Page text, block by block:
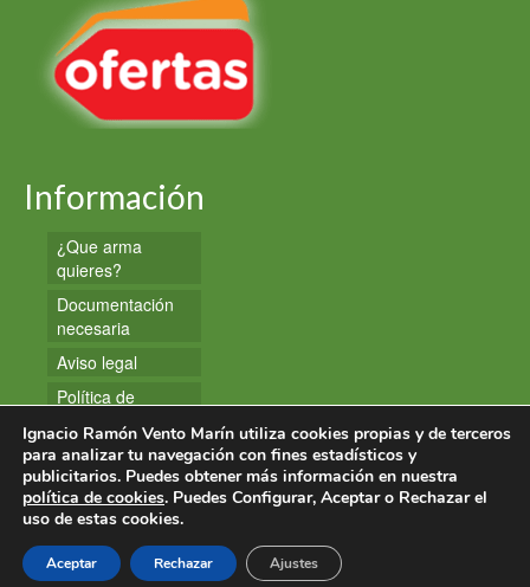
Información
¿Que arma
quieres?
Documentación
necesaria
Aviso legal
Política de
Política de
cookies
Ignacio Ramón Vento Marín utiliza cookies propias y de terceros
para analizar tu navegación con fines estadísticos y
publicitarios. Puedes obtener más información en nuestra
política de cookies. Puedes Configurar, Aceptar o Rechazar el
uso de estas cookies.
Aceptar Rechazar Ajustes